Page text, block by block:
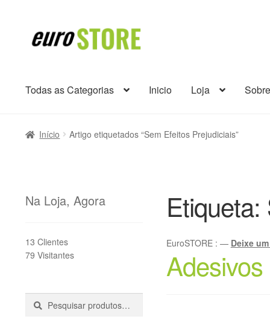
para
Saltar
para
Todas as Categorias
Inicio Loja
Início Artigo etiquetados “Sem Efeitos Prejudiciais”
Etiqueta:
EuroSTORE : — Deixe
Na Loja, Agora
13 Clientes
79 Visitantes
Pesquisar
Pesquisa